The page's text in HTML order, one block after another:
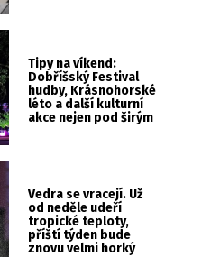
Tipy na víkend:
Dobříšský Festival
hudby, Krásnohorské
léto a další kulturní
akce nejen pod širým
Vedra se vracejí. Už
od neděle udeří
tropické teploty,
příští týden bude
znovu velmi horký